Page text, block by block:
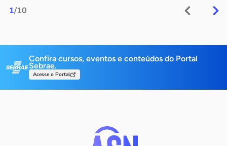
1/10
Confira cursos, eventos e conteúdos do Portal
Sebrae.
Acesse o Portal